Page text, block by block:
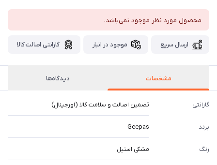
محصول مورد نظر موجود نمی‌باشد.
ارسال سریع موجود در انبار گارانتی اصالت کالا
مشخصات دیدگاه‌ها
گارانتی تضمین اصالت و سلامت کالا (اورجینال)
برند Geepas
رنگ مشکی استیل